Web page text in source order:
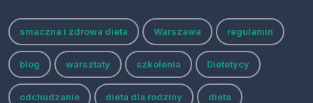
smaczna i zdrowa dieta Warszawa regulamin
blog warsztaty szkolenia Dietetycy
odchudzanie dieta dla rodziny dieta